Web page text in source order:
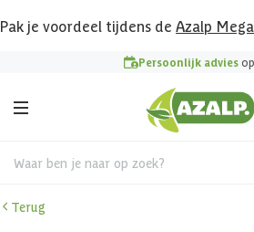
Pak je voordeel tijdens de Azalp
Persoonlijk advies
Waar ben je naar op zoek?
Terug